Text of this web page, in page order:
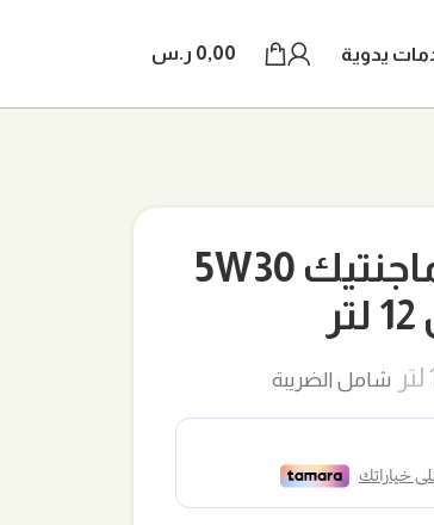
يدوية 0,00 ر.س
زيت محرك كاسترول ماجنتيك 5W30
ر.س.
شامل الضريبة